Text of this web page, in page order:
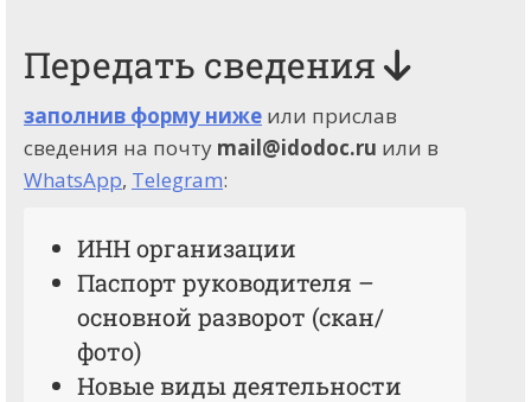
Передать сведения
заполнив форму ниже или прислав
сведения на почту mail@idodoc.ru или в
WhatsApp, Telegram:
ИНН организации
Паспорт руководителя –
основной разворот (скан/
фото)
Новые виды деятельности